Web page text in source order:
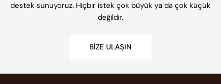
destek sunuyoruz. Hiçbir istek çok büyük ya da çok küçük
değildir.
BIZE ULAŞIN